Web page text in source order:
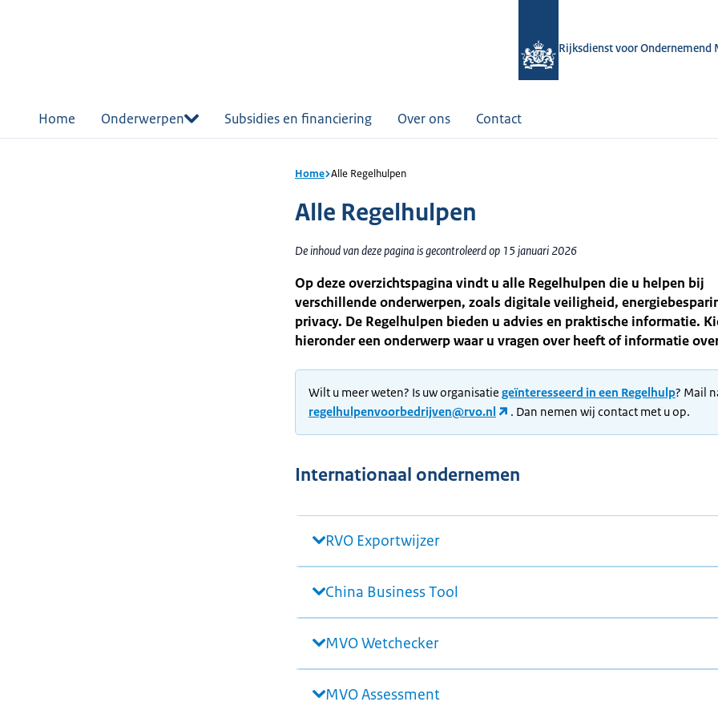
Rijksdienst voor Ondernemend
Home Onderwerpen Subsidies en financiering Over ons Contact
Home Alle Regelhulpen
Alle Regelhulpen
De inhoud van deze pagina is gecontroleerd op 15 januari 2026
Op deze overzichtspagina vindt u alle Regelhulpen die u helpen bij
verschillende onderwerpen, zoals digitale veiligheid,
privacy. De Regelhulpen bieden u advies en praktische informatie.
hieronder een onderwerp waar u vragen over heeft of informatie
Wilt u meer weten? Is uw organisatie geïnteresseerd in een Regelhulp? Mail
regelhulpenvoorbedrijven@rvo.nl
. Dan nemen wij contact met u op.
Internationaal ondernemen
RVO Exportwijzer
China Business Tool
MVO Wetchecker
MVO Assessment